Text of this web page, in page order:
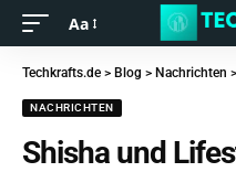
Aa
Techkrafts.de > Blog > Nachrichten >
NACHRICHTEN
Shisha und